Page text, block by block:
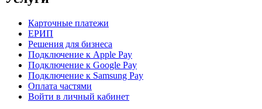
Карточные платежи
ЕРИП
Решения для бизнеса
Подключение к Apple Pay
Подключение к Google Pay
Подключение к Samsung Pay
Оплата частями
Войти в личный кабинет